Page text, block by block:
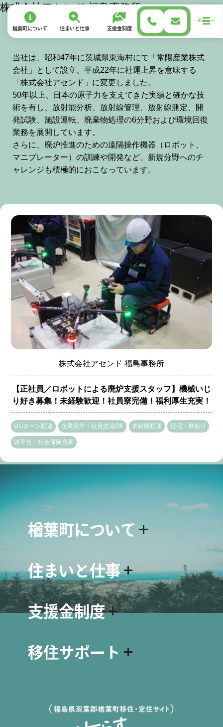
楢葉町について 住まいと仕事 支援金制度 移住サポート
メニュー
楢葉町について
楢葉町について
資料ダウンロード
住まい・仕事
住まい情報
空き家・空き地バンクについて
空き家・空き地バンク(物件情報)
仕事情報
求人情報
会社インタビュー
企業の方へ
支援金制度
移住関連の支援金制度
出産・子育て関連の支援金制度
生活関連の支援金制度
移住サポート
移住について
移住に向けてのステップ
移住者インタビュー
移住サポート
移住相談窓口について
お試し住宅について
お試し就労体験プログラム
tel: 0240-23-6271
月～土 9:00～17:00
株式会社アセンド 福島事務所
当社は、昭和47年に茨城県東海村にて「常陽産業株式
会社」として設立、平成22年に社運上昇を意味する
「株式会社アセンド」に変更しました。
50年以上、日本の原子力を支えてきた実績と確かな技
術を有し、放射能分析、放射線管理、放射線測定、開
発試験、施設運転、廃棄物処理の6分野および環境回復
業務を展開しています。
さらに、廃炉推進のための遠隔操作機器（ロボット、
マニプレーター）の訓練や開発など、新規分野へのチ
ャレンジも積極的におこなっています。
株式会社アセンド 福島事務所
【正社員／ロボットによる廃炉支援スタッフ】機械いじ
り好き募集！未経験歓迎！社員寮完備！福利厚生充実！
UIJターン歓迎 企業見学・社員交流OK 未経験歓迎 社宅・寮あり
諸手当・社会保険充実
楢葉町について
名物・シンボル
スポット紹介
動画で見る楢葉町
資料ダウンロード
住まいと仕事
住まい情報
空き家・空き地バンクについて
仕事情報
求人情報
支援金制度
出産・子育て関連の支援金制度
移住サポート
移住者インタビュー